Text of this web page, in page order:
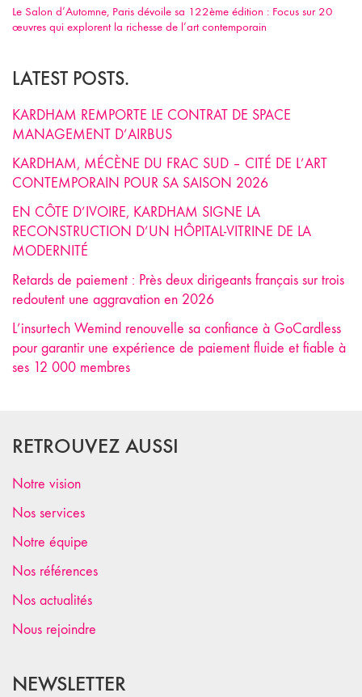
Le Salon d’Automne, Paris dévoile sa 122ème édition : Focus sur 20
œuvres qui explorent la richesse de l’art contemporain
LATEST POSTS.
KARDHAM REMPORTE LE CONTRAT DE SPACE
MANAGEMENT D’AIRBUS
KARDHAM, MÉCÈNE DU FRAC SUD – CITÉ DE L’ART
CONTEMPORAIN POUR SA SAISON 2026
EN CÔTE D’IVOIRE, KARDHAM SIGNE LA
RECONSTRUCTION D’UN HÔPITAL-VITRINE DE LA
MODERNITÉ
Retards de paiement : Près deux dirigeants français sur trois
redoutent une aggravation en 2026
L’insurtech Wemind renouvelle sa confiance à GoCardless
pour garantir une expérience de paiement fluide et fiable à
ses 12 000 membres
RETROUVEZ AUSSI
Notre vision
Nos services
Notre équipe
Nos références
Nos actualités
Nous rejoindre
NEWSLETTER